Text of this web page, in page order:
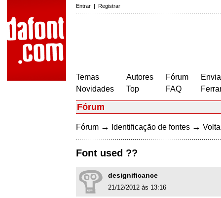
Entrar | Registrar
Temas
Novidades
Autores
Top
Fórum
FAQ
Fórum
Fórum → Identificação de fontes →
Font used ??
designificance
21/12/2012 às 13:16